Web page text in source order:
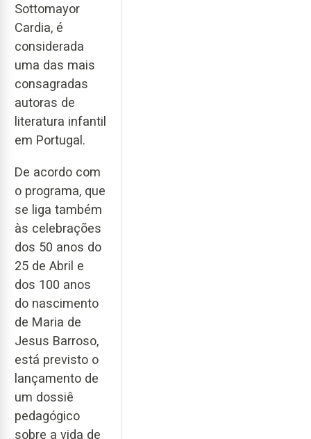
Sottomayor
Cardia, é
considerada
uma das mais
consagradas
autoras de
literatura infantil
em Portugal.
De acordo com
o programa, que
se liga também
às celebrações
dos 50 anos do
25 de Abril e
dos 100 anos
do nascimento
de Maria de
Jesus Barroso,
está previsto o
lançamento de
um dossiê
pedagógico
sobre a vida de